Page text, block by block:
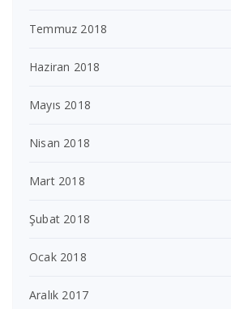
Temmuz 2018
Haziran 2018
Mayıs 2018
Nisan 2018
Mart 2018
Şubat 2018
Ocak 2018
Aralık 2017